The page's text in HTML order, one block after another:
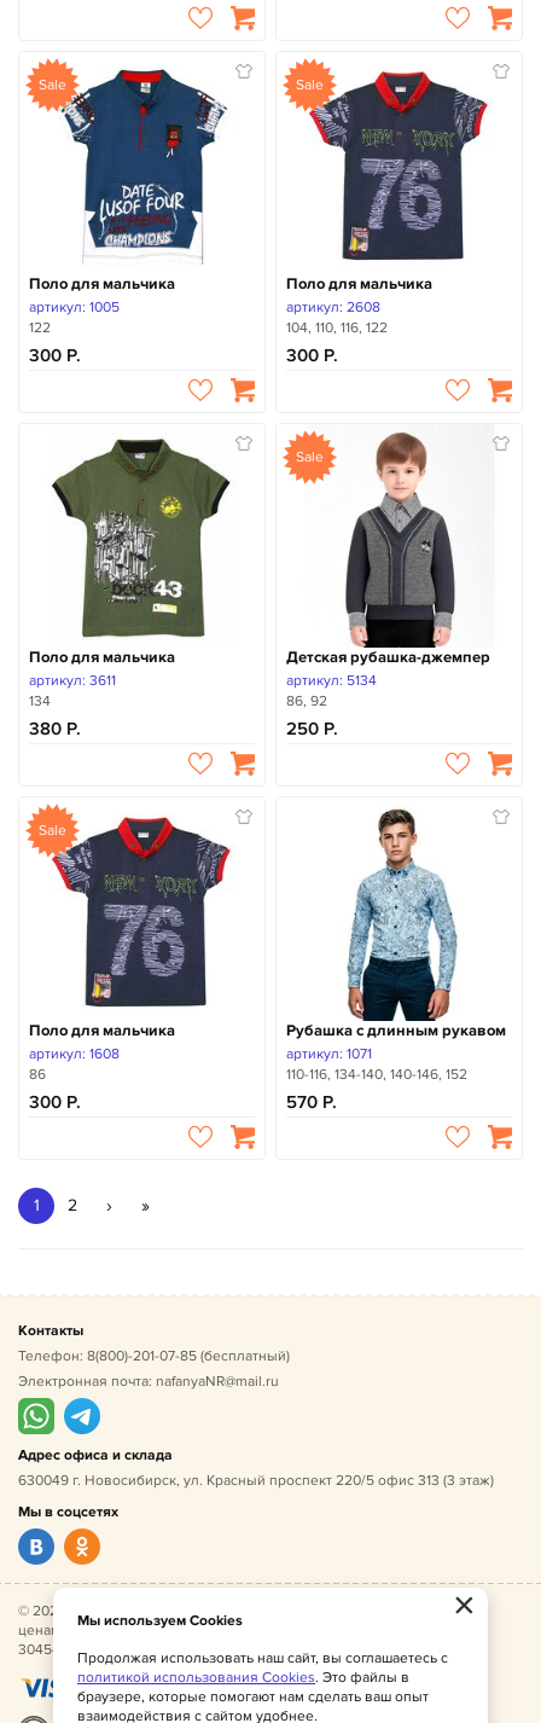
Sale
Поло для мальчика
артикул: 1005
122
300
Sale
Поло для мальчика
артикул: 2608
104, 110, 116, 122
300
Поло для мальчика
артикул: 3611
134
380
Sale
Детская рубашка-джемпер
артикул: 5134
86, 92
250
Sale
Поло для мальчика
артикул: 1608
86
300
Рубашка с длинным рукавом
артикул: 1071
110-116, 134-140, 140-146, 152
570
1 2 › »
Контакты
Телефон: 8(800)-201-07-85 (бесплатный)
Электронная почта: nafanyaNR@mail.ru
Адрес офиса и склада
630049 г. Новосибирск, ул. Красный проспект 220/5 офис 313 (3 этаж)
Мы в соцсетях
© 2026 Нафаня — оптовые поставки детской одежды по
ценам производителя. ИНН 541005493544, ОГРН
304541027500052.
×
Мы используем Cookies
Продолжая использовать наш сайт, вы соглашаетесь с
политикой использования Cookies. Это файлы в
браузере, которые помогают нам сделать ваш опыт
взаимодействия с сайтом удобнее.